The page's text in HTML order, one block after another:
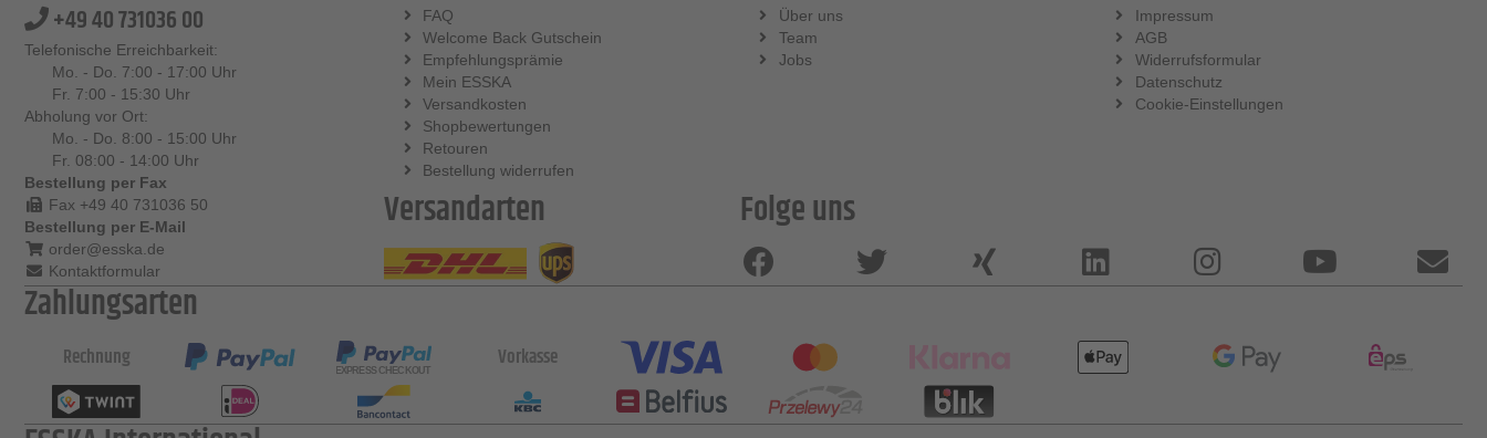
+49 40 731036 00
Telefonische Erreichbarkeit:
Mo. - Do. 7:00 - 17:00 Uhr
Fr. 7:00 - 15:30 Uhr
Abholung vor Ort:
Mo. - Do. 8:00 - 15:00 Uhr
Fr. 08:00 - 14:00 Uhr
Bestellung per Fax
Fax +49 40 731036 50
Bestellung per E-Mail
order@esska.de
Kontaktformular
FAQ
Welcome Back Gutschein
Empfehlungsprämie
Mein ESSKA
Versandkosten
Shopbewertungen
Retouren
Bestellung widerrufen
Über uns
Team
Jobs
Impressum
AGB
Widerrufsformular
Datenschutz
Cookie-Einstellungen
Versandarten
Folge uns
Zahlungsarten
Rechnung Vorkasse